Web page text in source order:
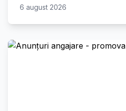
6 august 2026